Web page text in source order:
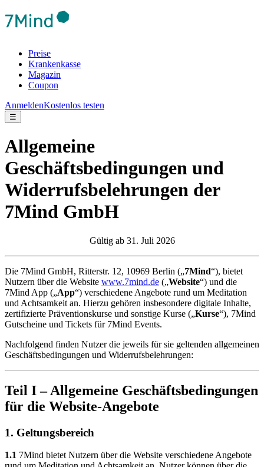
Preise
Krankenkasse
Magazin
Coupon
AnmeldenKostenlos testen
☰
Allgemeine
Geschäftsbedingungen und
Widerrufsbelehrungen der
7Mind GmbH
Gültig ab 31. Juli 2026
Die 7Mind GmbH, Ritterstr. 12, 10969 Berlin („7Mind“), bietet
Nutzern über die Website www.7mind.de („Website“) und die
7Mind App („App“) verschiedene Angebote rund um Meditation
und Achtsamkeit an. Hierzu gehören insbesondere digitale Inhalte,
zertifizierte Präventionskurse und sonstige Kurse („Kurse“), 7Mind
Gutscheine und Tickets für 7Mind Events.
Nachfolgend finden Nutzer die jeweils für sie geltenden allgemeinen
Geschäftsbedingungen und Widerrufsbelehrungen:
Teil I – Allgemeine Geschäftsbedingungen
für die Website-Angebote
1. Geltungsbereich
1.1 7Mind bietet Nutzern über die Website verschiedene Angebote